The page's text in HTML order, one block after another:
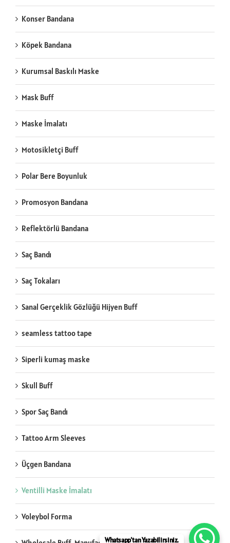
Konser Bandana
Köpek Bandana
Kurumsal Baskılı Maske
Mask Buff
Maske İmalatı
Motosikletçi Buff
Polar Bere Boyunluk
Promosyon Bandana
Reflektörlü Bandana
Saç Bandı
Saç Tokaları
Sanal Gerçeklik Gözlüğü Hijyen Buff
seamless tattoo tape
Siperli kumaş maske
Skull Buff
Spor Saç Bandı
Tattoo Arm Sleeves
Üçgen Bandana
Ventilli Maske İmalatı
Voleybol Forma
Whatsapp'tan Yazabilirsiniz.